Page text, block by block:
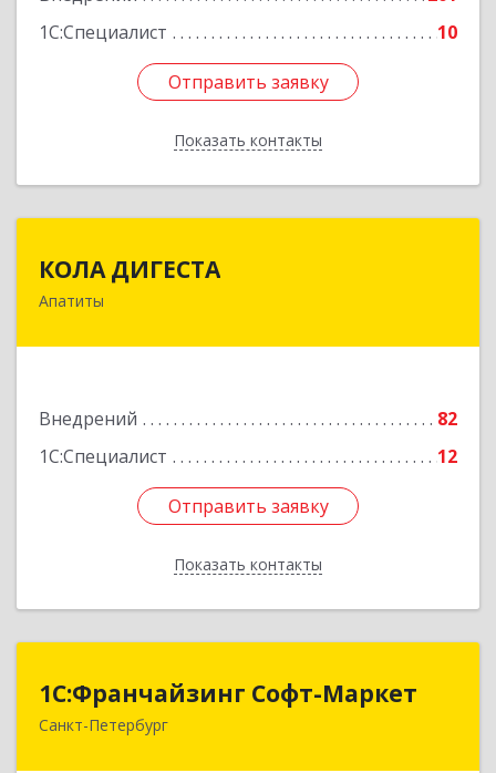
1С:Специалист
10
Отправить заявку
Показать контакты
Отправить заявку
Назад
КОЛА ДИГЕСТА
Апатиты
Внедрений
82
1С:Специалист
12
Отправить заявку
Показать контакты
Отправить заявку
Назад
1С:Франчайзинг Софт-Маркет
Санкт-Петербург
1С:Франчайзинг Софт-Маркет
Санкт-Петербург г, Суворовский проспект, 10